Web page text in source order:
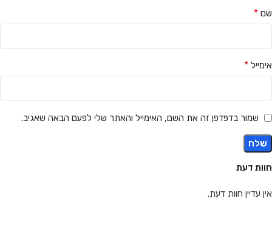
חוות דעת
אין עדיין חוות דעת.
שם *
אימייל *
שמור בדפדפן זה את השם, האימייל והאתר שלי לפעם הבאה שאגיב.